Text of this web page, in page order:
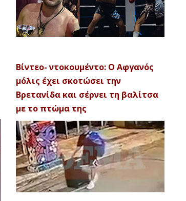
Βίντεο- ντοκουμέντο: Ο Αφγανός
μόλις έχει σκοτώσει την
Βρετανίδα και σέρνει τη βαλίτσα
με το πτώμα της